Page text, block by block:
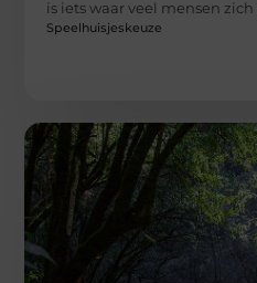
is iets waar veel mensen
Speelhuisjeskeuze